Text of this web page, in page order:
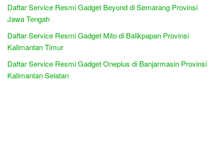
Daftar Service Resmi Gadget Beyond di Semarang Provinsi
Jawa Tengah
Daftar Service Resmi Gadget Mito di Balikpapan Provinsi
Kalimantan Timur
Daftar Service Resmi Gadget Oneplus di Banjarmasin Provinsi
Kalimantan Selatan